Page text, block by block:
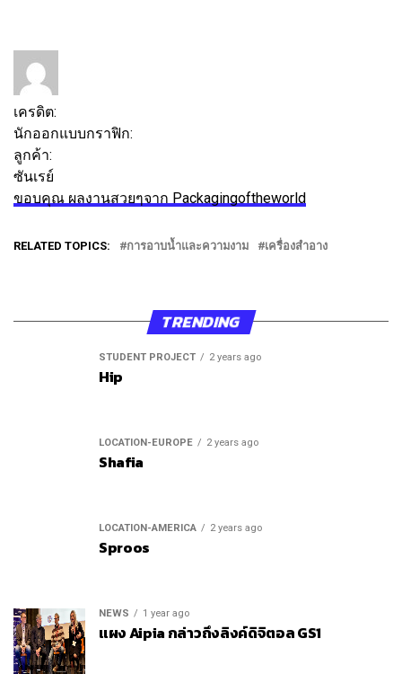
เครดิต:
นักออกแบบกราฟิก:
ลูกค้า:
ซันเรย์
ขอบคุณ ผลงานสวยๆจาก Packagingoftheworld
RELATED TOPICS: การอาบน้ำและความงาม เครื่องสำอาง
TRENDING
STUDENT PROJECT 2 years ago
Hip
LOCATION-EUROPE 2 years ago
Shafia
LOCATION-AMERICA 2 years ago
Sproos
NEWS 1 year ago
แผง Aipia กล่าวถึงลิงค์ดิจิตอล GS1